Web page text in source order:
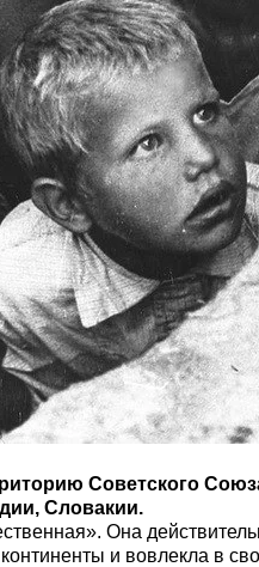
Советского
Словакии.
Она
и вовлекла в